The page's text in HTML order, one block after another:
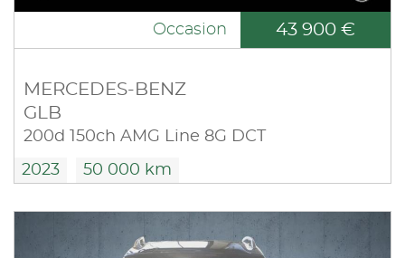
Occasion 43 900 €
MERCEDES-BENZ
GLB
200d 150ch AMG Line 8G DCT
2023 50 000 km